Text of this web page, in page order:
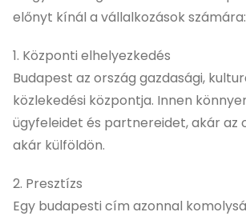
előnyt kínál a vállalkozások számára:
1. Központi elhelyezkedés
Budapest az ország gazdasági,
közlekedési központja. Innen
ügyfeleidet és partnereidet, akár az
akár külföldön.
2. Presztízs
Egy budapesti cím azonnal